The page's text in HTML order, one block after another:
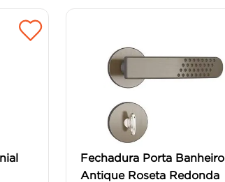
Fechadura Porta Banheiro
Antique Roseta Redonda